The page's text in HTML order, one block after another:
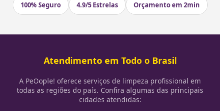
100% Seguro 4.9/5 Estrelas Orçamento em 2min
Atendimento em Todo o Brasil
A PeOople! oferece serviços de limpeza profissional em
todas as regiões do país. Confira algumas das principais
cidades atendidas: